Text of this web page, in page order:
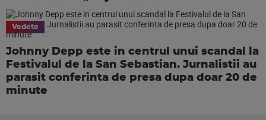
Vedete
Johnny Depp este in centrul unui scandal la
Festivalul de la San Sebastian. Jurnalistii au
parasit conferinta de presa dupa doar 20 de
minute